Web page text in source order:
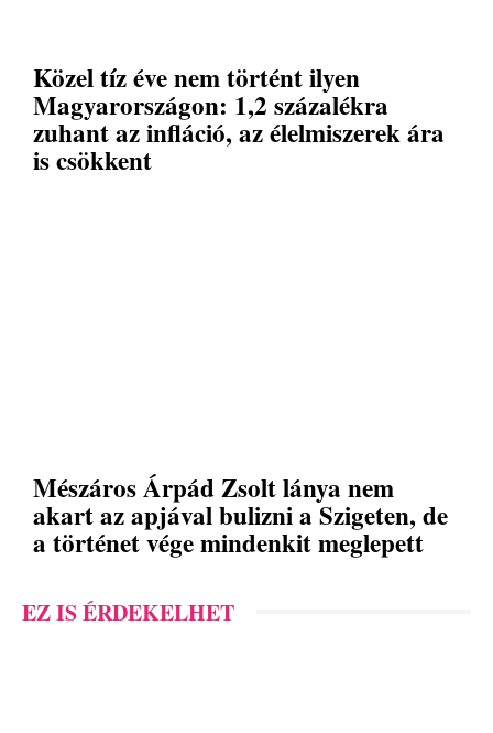
Közel tíz éve nem történt ilyen
Magyarországon: 1,2 százalékra
zuhant az infláció, az élelmiszerek ára
is csökkent
Mészáros Árpád Zsolt lánya nem
akart az apjával bulizni a Szigeten, de
a történet vége mindenkit meglepett
EZ IS ÉRDEKELHET